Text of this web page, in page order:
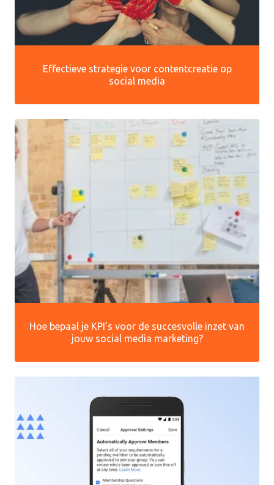
Effectieve strategie voor contentcreatie op
social media
Hoe bepaal je KPI’s voor de succesvolle inzet van
jouw social media marketing?